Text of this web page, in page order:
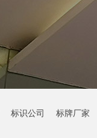
标识公司 标牌厂家